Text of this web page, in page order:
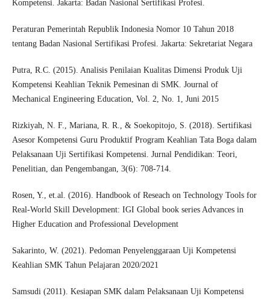
Kompetensi. Jakarta: Badan Nasional Sertifikasi Profesi.
Peraturan Pemerintah Republik Indonesia Nomor 10 Tahun 2018
tentang Badan Nasional Sertifikasi Profesi. Jakarta: Sekretariat Negara
Putra, R.C. (2015). Analisis Penilaian Kualitas Dimensi Produk Uji
Kompetensi Keahlian Teknik Pemesinan di SMK. Journal of
Mechanical Engineering Education, Vol. 2, No. 1, Juni 2015
Rizkiyah, N. F., Mariana, R. R., & Soekopitojo, S. (2018). Sertifikasi
Asesor Kompetensi Guru Produktif Program Keahlian Tata Boga dalam
Pelaksanaan Uji Sertifikasi Kompetensi. Jurnal Pendidikan: Teori,
Penelitian, dan Pengembangan, 3(6): 708-714.
Rosen, Y., et.al. (2016). Handbook of Reseach on Technology Tools for
Real-World Skill Development: IGI Global book series Advances in
Higher Education and Professional Development
Sakarinto, W. (2021). Pedoman Penyelenggaraan Uji Kompetensi
Keahlian SMK Tahun Pelajaran 2020/2021
Samsudi (2011). Kesiapan SMK dalam Pelaksanaan Uji Kompetensi